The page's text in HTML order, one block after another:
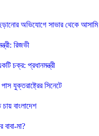
অভিযোগে সাভার থেকে আসামি
রিজভী
চক্র: প্রধানমন্ত্রী
যুক্তরাষ্ট্রের সিনেটে
বাংলাদেশ
বাবা-মা?